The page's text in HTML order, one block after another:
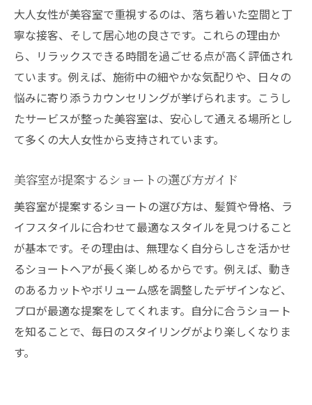
大人女性が美容室で重視するのは、落ち着いた空間と丁
寧な接客、そして居心地の良さです。これらの理由か
ら、リラックスできる時間を過ごせる点が高く評価され
ています。例えば、施術中の細やかな気配りや、日々の
悩みに寄り添うカウンセリングが挙げられます。こうし
たサービスが整った美容室は、安心して通える場所とし
て多くの大人女性から支持されています。
美容室が提案するショートの選び方ガイド
美容室が提案するショートの選び方は、髪質や骨格、ラ
イフスタイルに合わせて最適なスタイルを見つけること
が基本です。その理由は、無理なく自分らしさを活かせ
るショートヘアが長く楽しめるからです。例えば、動き
のあるカットやボリューム感を調整したデザインなど、
プロが最適な提案をしてくれます。自分に合うショート
を知ることで、毎日のスタイリングがより楽しくなりま
す。